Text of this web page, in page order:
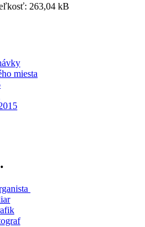
263,04 kB
miesta